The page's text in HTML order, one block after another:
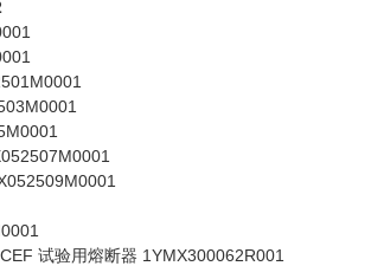
试验用熔断器 1YMX300062R001